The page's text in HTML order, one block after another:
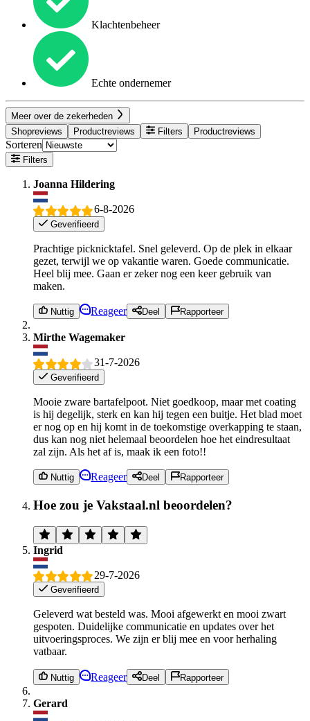
Klachtenbeheer
Echte ondernemer
Meer over de zekerheden
Shopreviews
Productreviews Filters Productreviews
Sorteren
Filters
Joanna Hildering
6-8-2026
Geverifieerd
Prachtige picknicktafel. Snel geleverd. Op de plek in elkaar
gezet, terwijl we op vakantie waren. Goede communicatie.
Heel blij mee. Gaan er zeker nog een keer gebruik van
maken.
Nuttig Reageer Deel Rapporteer
Mirthe Wagemaker
31-7-2026
Geverifieerd
Mooie zware bartafelpoot. Niet goedkoop, maar met coating
is hij degelijk, sterk en kan hij tegen een buitje. Het blad moet
er nog op en hij komt in de toekomstige overkapping te staan,
dus kan nog niet helemaal beoordelen hoe het eindresultaat
zal zijn. Als het af is, maak ik een foto!!
Nuttig Reageer Deel Rapporteer
Hoe zou je Vakstaal.nl beoordelen?
Ingrid
29-7-2026
Geverifieerd
Geleverd wat besteld was. Mooi afgewerkt en mooi zwart
gespoten. Duidelijke communicatie en updates over het
uitvoeringsproces. We zijn er blij mee en voor herhaling
vatbaar.
Nuttig Reageer Deel Rapporteer
Gerard